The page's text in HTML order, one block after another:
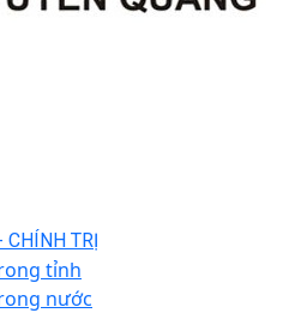
CHÍNH TRỊ
tỉnh
nước